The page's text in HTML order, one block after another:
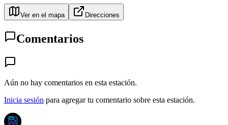
Ver en el mapa Direcciones
Comentarios
Aún no hay comentarios en esta estación.
Inicia sesión para agregar tu comentario sobre esta estación.